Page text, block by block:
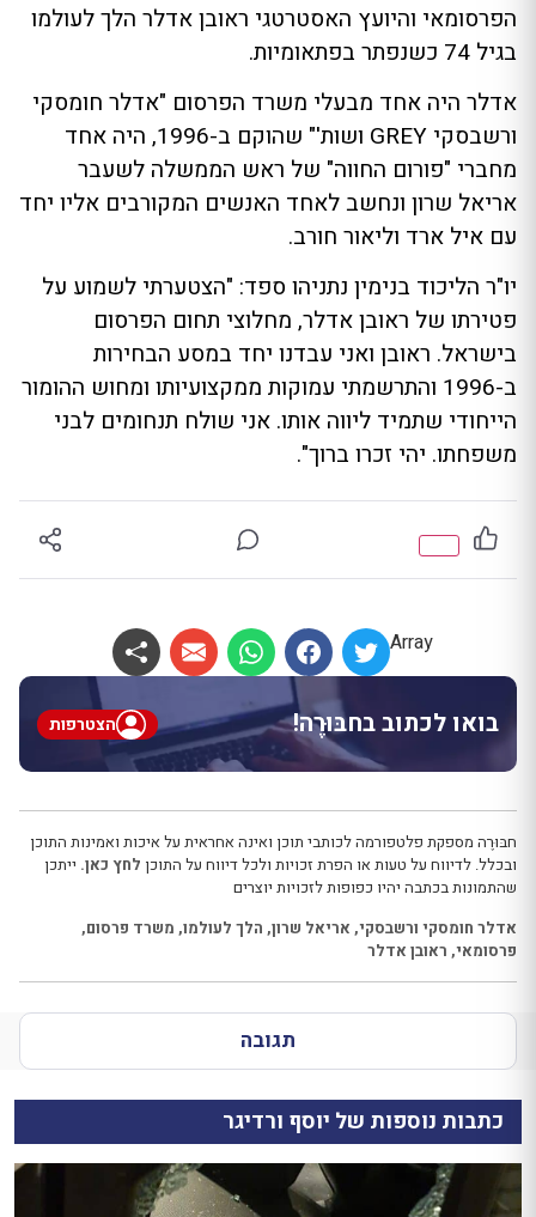
הפרסומאי והיועץ האסטרטגי ראובן אדלר הלך לעולמו
בגיל 74 כשנפתר בפתאומיות.
אדלר היה אחד מבעלי משרד הפרסום "אדלר חומסקי
ורשבסקי GREY ושות'" שהוקם ב-1996, היה אחד
מחברי "פורום החווה" של ראש הממשלה לשעבר
אריאל שרון ונחשב לאחד האנשים המקורבים אליו יחד
עם איל ארד וליאור חורב.
יו"ר הליכוד בנימין נתניהו ספד: "הצטערתי לשמוע על
פטירתו של ראובן אדלר, מחלוצי תחום הפרסום
בישראל. ראובן ואני עבדנו יחד במסע הבחירות
ב-1996 והתרשמתי עמוקות ממקצועיותו ומחוש ההומור
הייחודי שתמיד ליווה אותו. אני שולח תנחומים לבני
משפחתו. יהי זכרו ברוך".
Array
בואו לכתוב בחבּוּרֶה! הצטרפות
חבּוּרֶה מספקת פלטפורמה לכותבי תוכן ואינה אחראית על איכות ואמינות התוכן
ובכלל. לדיווח על טעות או הפרת זכויות ולכל דיווח על התוכן לחץ כאן. ייתכן
שהתמונות בכתבה יהיו כפופות לזכויות יוצרים
אדלר חומסקי ורשבסקי, אריאל שרון, הלך לעולמו, משרד פרסום,
פרסומאי, ראובן אדלר
תגובה
כתבות נוספות של יוסף ורדיגר